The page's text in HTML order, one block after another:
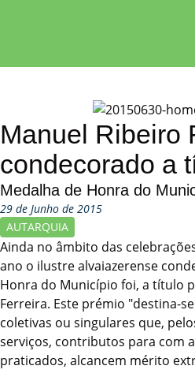
Manuel Ribeiro
condecorado a
Medalha de Honra do
29 de Junho de 2015
AUTARQUIA
Ainda no âmbito das
ano o ilustre alvaiazerense
Honra do Município foi, a título
Ferreira. Este prémio "destina-
coletivas ou singulares que,
serviços, contributos para com
praticados, alcancem mérito